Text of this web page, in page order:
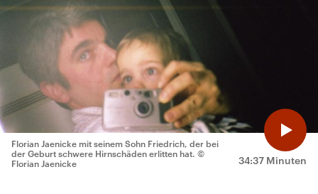
34:37 Minuten
Florian Jaenicke mit seinem Sohn Friedrich, der bei
der Geburt schwere Hirnschäden erlitten hat. ©
Florian Jaenicke